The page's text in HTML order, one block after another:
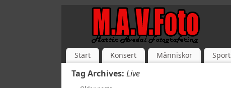
Start Konsert Människor Sport
Tag Archives: Live